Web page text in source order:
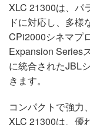
XLC 21300は、パ
ドに対応し、多
CPi2000シネマプ
Expansion Series
に統合されたJBL
きます。
コンパクトで強力
XLC 21300は、優